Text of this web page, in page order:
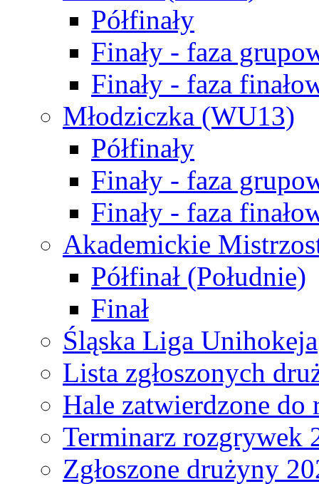
Półfinały
Finały - faza
Finały - faza
Młodziczka (WU13)
Półfinały
Finały - faza
Finały - faza
Akademickie
Półfinał (Południe)
Finał
Śląska Liga Unihokeja
Lista zgłoszonych
Hale zatwierdzone do
Terminarz rozgrywek
Zgłoszone drużyny